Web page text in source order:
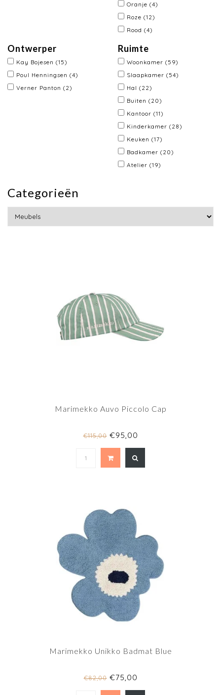
Oranje (4)
Roze (12)
Rood (4)
Ontwerper
Kay Bojesen (15)
Poul Henningsen (4)
Verner Panton (2)
Ruimte
Woonkamer (59)
Slaapkamer (54)
Hal (22)
Buiten (20)
Kantoor (11)
Kinderkamer (28)
Keuken (17)
Badkamer (20)
Atelier (19)
Categorieën
Marimekko Auvo Piccolo Cap
€115,00€95,00
Marimekko Unikko Badmat Blue
€82,00€75,00